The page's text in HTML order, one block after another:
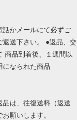
話かメールにて必ずご
返送下さい。 ●返品、交
商品到着後、１週間以
になられた商品
品は、往復送料（返送
願いします。